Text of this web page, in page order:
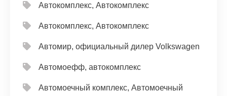
Автокомплекс, Автокомплекс
Автокомплекс, Автокомплекс
Автомир, официальный дилер Volkswagen
Автомоефф, автокомплекс
Автомоечный комплекс, Автомоечный